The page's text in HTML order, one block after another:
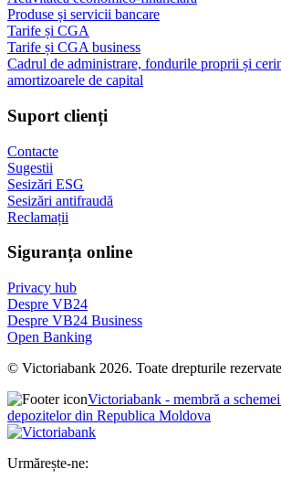
Produse și servicii bancare
Tarife și CGA
Tarife și CGA business
Cadrul de administrare, fondurile proprii și
amortizoarele de capital
Suport clienți
Contacte
Sugestii
Sesizări ESG
Sesizări antifraudă
Reclamații
Siguranța online
Privacy hub
Despre VB24
Despre VB24 Business
Open Banking
© Victoriabank 2026. Toate drepturile
Victoriabank - membră a
depozitelor din Republica Moldova
Urmărește-ne: